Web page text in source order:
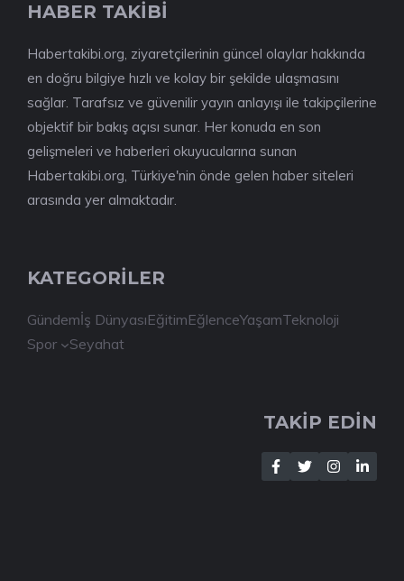
HABER TAKİBİ
Habertakibi.org, ziyaretçilerinin güncel olaylar hakkında
en doğru bilgiye hızlı ve kolay bir şekilde ulaşmasını
sağlar. Tarafsız ve güvenilir yayın anlayışı ile takipçilerine
objektif bir bakış açısı sunar. Her konuda en son
gelişmeleri ve haberleri okuyucularına sunan
Habertakibi.org, Türkiye'nin önde gelen haber siteleri
arasında yer almaktadır.
KATEGORİLER
Gündemİş DünyasıEğitimEğlenceYaşamTeknoloji
Spor
Seyahat
TAKİP EDİN